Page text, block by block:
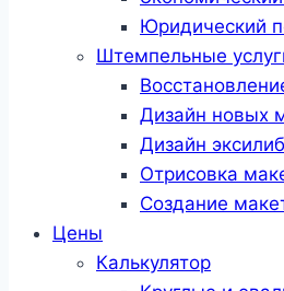
Юридический
Штемпельные
Дизайн новых
Дизайн
Отрисовка
Создание
Цены
Калькулятор